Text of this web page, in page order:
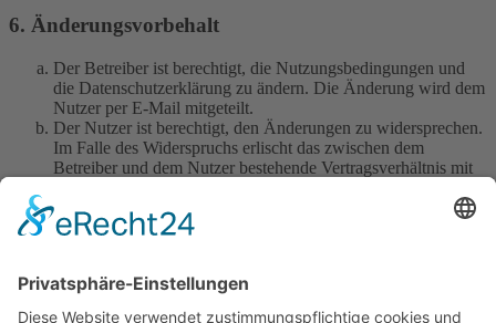
6. Änderungsvorbehalt
Der Betreiber ist berechtigt, die Nutzungsbedingungen und
die Datenschutzerklärung zu ändern. Die Änderung wird dem
Nutzer per E-Mail mitgeteilt.
Der Nutzer ist berechtigt, den Änderungen zu widersprechen.
Im Falle des Widerspruchs erlischt das zwischen dem
Betreiber und dem Nutzer bestehende Vertragsverhältnis mit
Die Änderungen gelten als anerkannt und verbindlich, wenn
der Nutzer den Änderungen zugestimmt hat.
sind in der Datenschutzerklärung enthalten.